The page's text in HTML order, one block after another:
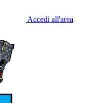
Accedi all'area